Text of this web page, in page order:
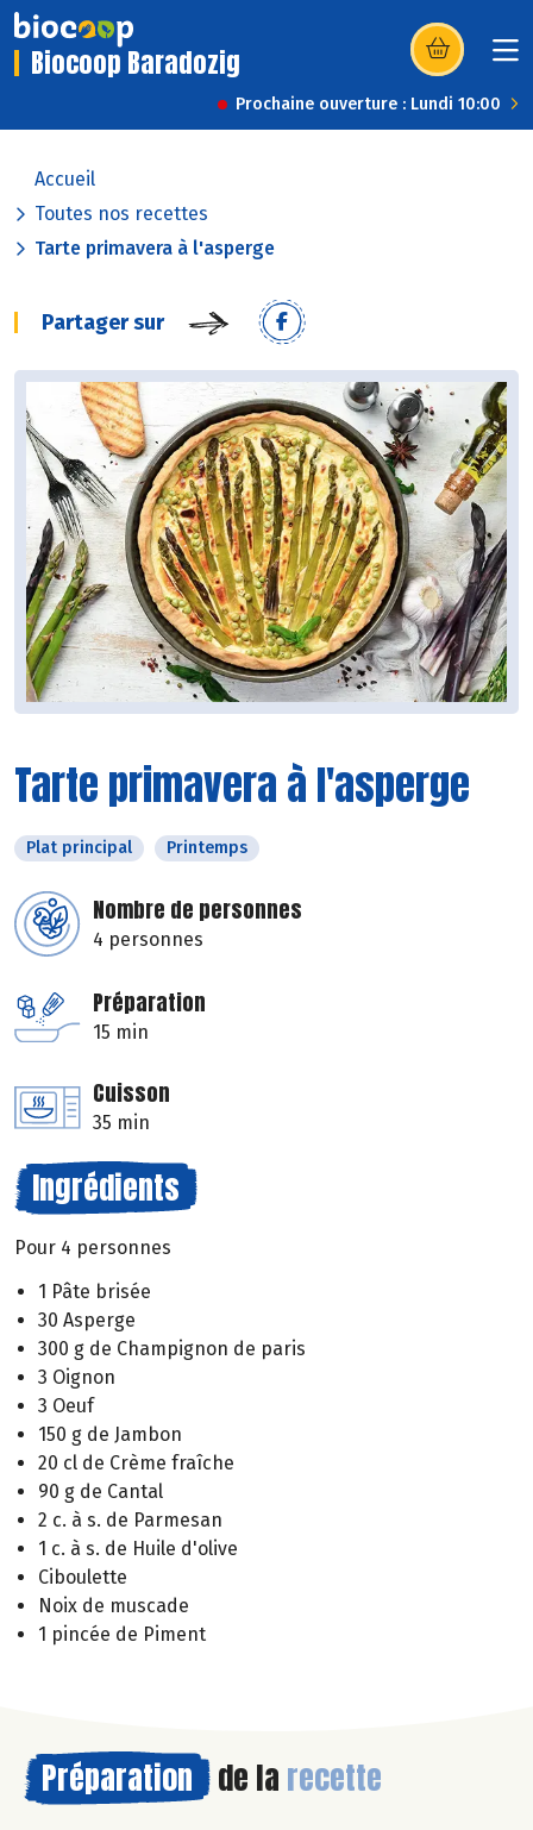
Biocoop Baradozig (s’ouvre dans
Prochaine ouverture : Lundi 10:00
Accueil
Toutes nos recettes
Tarte primavera à l'asperge
Partager sur
Tarte primavera à l'asperge
Plat principal Printemps
Nombre de personnes
4 personnes
Préparation
15 min
Cuisson
35 min
Ingrédients
Pour 4 personnes
1 Pâte brisée
30 Asperge
300 g de Champignon de paris
3 Oignon
3 Oeuf
150 g de Jambon
20 cl de Crème fraîche
90 g de Cantal
2 c. à s. de Parmesan
1 c. à s. de Huile d'olive
Ciboulette
Noix de muscade
1 pincée de Piment
Préparation de la recette